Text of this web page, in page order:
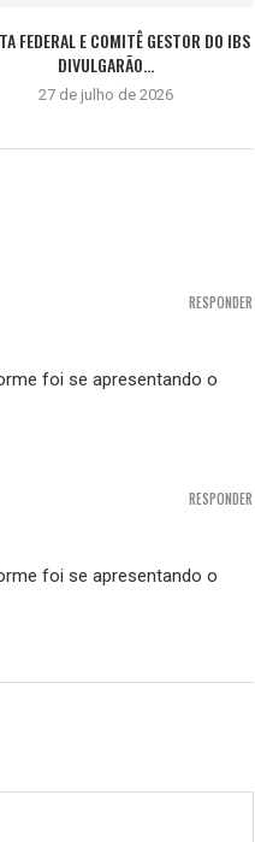
FEDERAL E COMITÊ GESTOR DO IBS
DIVULGARÃO...
27 de julho de 2026
foi se apresentando o
RESPONDER
foi se apresentando o
RESPONDER